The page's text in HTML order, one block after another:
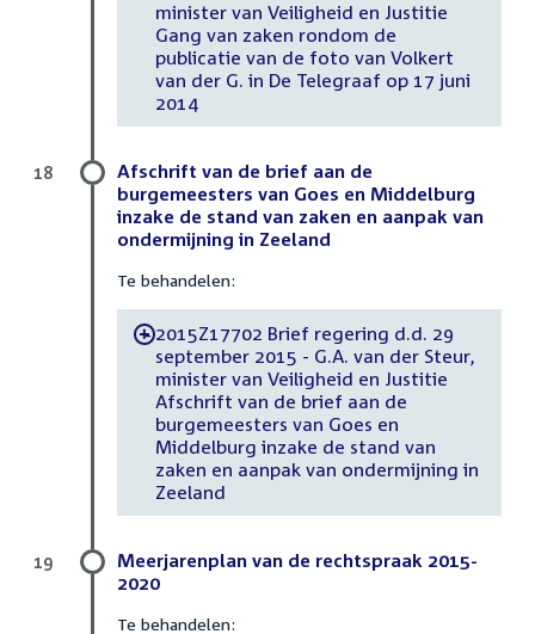
minister van Veiligheid en Justitie
Gang van zaken rondom de
publicatie van de foto van Volkert
van der G. in De Telegraaf op 17 juni
2014
Afschrift van de brief aan de
burgemeesters van Goes en Middelburg
inzake de stand van zaken en aanpak van
ondermijning in Zeeland
Te behandelen:
-2015Z17702 Brief regering d.d. 29
september 2015 - G.A. van der Steur,
minister van Veiligheid en Justitie
Afschrift van de brief aan de
burgemeesters van Goes en
Middelburg inzake de stand van
zaken en aanpak van ondermijning in
Zeeland
18
Meerjarenplan van de rechtspraak 2015-
2020
Te behandelen:
19